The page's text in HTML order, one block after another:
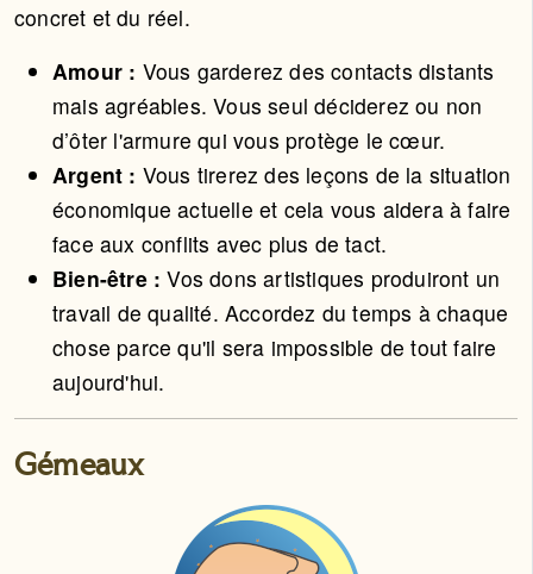
concret et du réel.
Amour : Vous garderez des contacts distants
mais agréables. Vous seul déciderez ou non
d’ôter l'armure qui vous protège le cœur.
Argent : Vous tirerez des leçons de la situation
économique actuelle et cela vous aidera à faire
face aux conflits avec plus de tact.
Bien-être :Vos dons artistiques produiront un
travail de qualité. Accordez du temps à chaque
chose parce qu'il sera impossible de tout faire
aujourd'hui.
Gémeaux